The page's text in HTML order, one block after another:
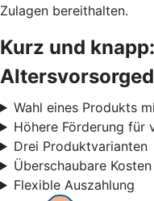
Zulagen bereithalten.
Kurz und
Wahl eines Produkts
Höhere Förderung für
Drei Produktvarianten
Überschaubare Kosten
Flexible Auszahlung